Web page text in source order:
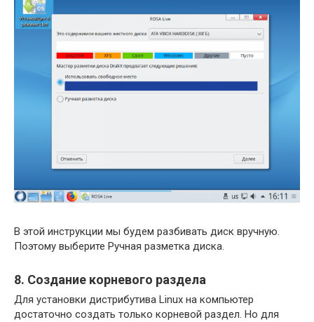
В этой инструкции мы будем разбивать диск вручную.
Поэтому выберите Ручная разметка диска.
8. Создание корневого раздела
Для установки дистрибутива Linux на компьютер
достаточно создать только корневой раздел. Но для